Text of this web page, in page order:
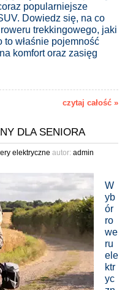
popularniejsze
Dowiedz się, na co
trekkingowego, jaki
właśnie pojemność
komfort oraz zasięg
czytaj całość »
DLA SENIORA
elektryczne autor: admin
W
yb
ór
ro
we
ru
ele
ktr
yc